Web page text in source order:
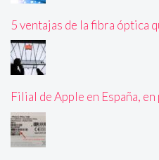
5 ventajas de la fibra óptica
Filial de Apple en España,